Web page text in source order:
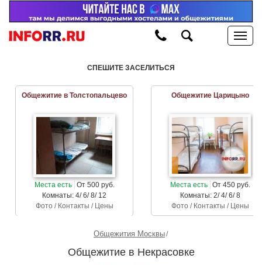
СПЕШИТЕ ЗАСЕЛИТЬСЯ
Общежитие в Толстопальцево
Места есть От 500 руб.
Комнаты: 4/ 6/ 8/ 12
Фото / Контакты / Цены
Общежитие Царицыно
Места есть От 450 руб.
Комнаты: 2/ 4/ 6/ 8
Фото / Контакты / Цены
Общежития Москвы
Общежитие в Некрасовке